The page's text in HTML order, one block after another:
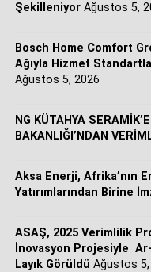
Şekilleniyor Ağustos 5,
Bosch Home Comfort
Ağıyla Hizmet
Ağustos 5, 2026
NG KÜTAHYA
BAKANLIĞI’NDAN
Aksa Enerji, Afrika’nın
Yatırımlarından Birine
ASAŞ, 2025 Verimlilik
İnovasyon Projesiyle
Layık Görüldü Ağustos 5,